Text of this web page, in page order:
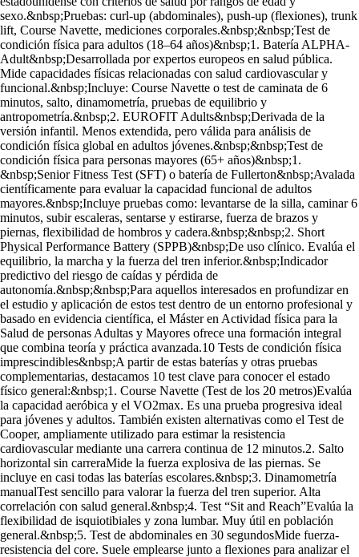
sexo.&nbsp;Pruebas: curl-up (abdominales), push-up (flexiones), trunk
lift, Course Navette, mediciones corporales.&nbsp;&nbsp;Test de
condición física para adultos (18–64 años)&nbsp;1. Batería ALPHA-
Adult&nbsp;Desarrollada por expertos europeos en salud pública.
Mide capacidades físicas relacionadas con salud cardiovascular y
funcional.&nbsp;Incluye: Course Navette o test de caminata de 6
minutos, salto, dinamometría, pruebas de equilibrio y
antropometría.&nbsp;2. EUROFIT Adults&nbsp;Derivada de la
versión infantil. Menos extendida, pero válida para análisis de
condición física global en adultos jóvenes.&nbsp;&nbsp;Test de
condición física para personas mayores (65+ años)&nbsp;1.
&nbsp;Senior Fitness Test (SFT) o batería de Fullerton&nbsp;Avalada
científicamente para evaluar la capacidad funcional de adultos
mayores.&nbsp;Incluye pruebas como: levantarse de la silla, caminar 6
minutos, subir escaleras, sentarse y estirarse, fuerza de brazos y
piernas, flexibilidad de hombros y cadera.&nbsp;&nbsp;2. Short
Physical Performance Battery (SPPB)&nbsp;De uso clínico. Evalúa el
equilibrio, la marcha y la fuerza del tren inferior.&nbsp;Indicador
predictivo del riesgo de caídas y pérdida de
autonomía.&nbsp;&nbsp;Para aquellos interesados en profundizar en
el estudio y aplicación de estos test dentro de un entorno profesional y
basado en evidencia científica, el Máster en Actividad física para la
Salud de personas Adultas y Mayores ofrece una formación integral
que combina teoría y práctica avanzada.10 Tests de condición física
imprescindibles&nbsp;A partir de estas baterías y otras pruebas
complementarias, destacamos 10 test clave para conocer el estado
físico general:&nbsp;1. Course Navette (Test de los 20 metros)Evalúa
la capacidad aeróbica y el VO2max. Es una prueba progresiva ideal
para jóvenes y adultos. También existen alternativas como el Test de
Cooper, ampliamente utilizado para estimar la resistencia
cardiovascular mediante una carrera continua de 12 minutos.2. Salto
horizontal sin carreraMide la fuerza explosiva de las piernas. Se
incluye en casi todas las baterías escolares.&nbsp;3. Dinamometría
manualTest sencillo para valorar la fuerza del tren superior. Alta
correlación con salud general.&nbsp;4. Test “Sit and Reach”Evalúa la
flexibilidad de isquiotibiales y zona lumbar. Muy útil en población
general.&nbsp;5. Test de abdominales en 30 segundosMide fuerza-
resistencia del core. Suele emplearse junto a flexiones para analizar el